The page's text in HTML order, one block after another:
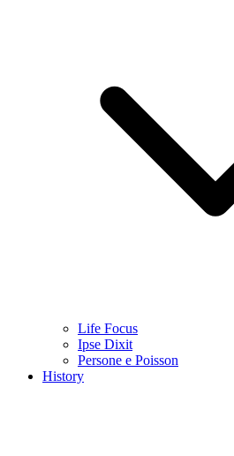
Life Focus
Ipse Dixit
Persone e Poisson
History